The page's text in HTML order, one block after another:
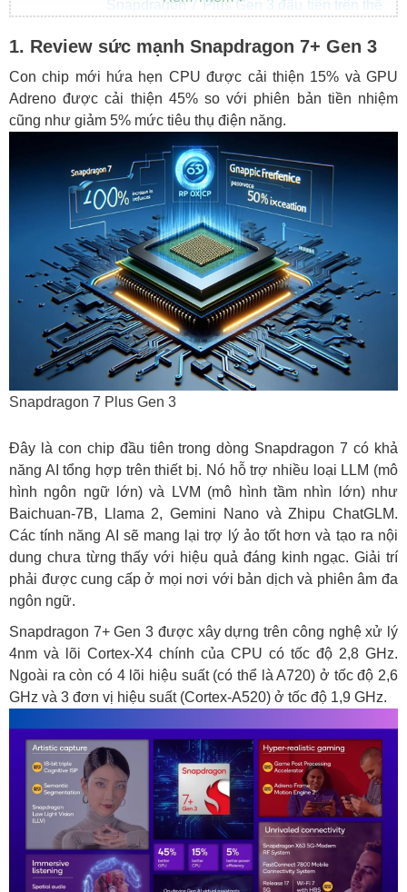
Snapdragon 7 Plus Gen 3 đầu tiên trên thế
2. Realme GT Neo 6 SE
1. Review sức mạnh Snapdragon 7+ Gen 3
Con chip mới hứa hẹn CPU được cải thiện 15% và GPU
Adreno được cải thiện 45% so với phiên bản tiền nhiệm
cũng như giảm 5% mức tiêu thụ điện năng.
Snapdragon 7 Plus Gen 3
Đây là con chip đầu tiên trong dòng Snapdragon 7 có khả
năng AI tổng hợp trên thiết bị. Nó hỗ trợ nhiều loại LLM (mô
hình ngôn ngữ lớn) và LVM (mô hình tầm nhìn lớn) như
Baichuan-7B, Llama 2, Gemini Nano và Zhipu ChatGLM.
Các tính năng AI sẽ mang lại trợ lý ảo tốt hơn và tạo ra nội
dung chưa từng thấy với hiệu quả đáng kinh ngạc. Giải trí
phải được cung cấp ở mọi nơi với bản dịch và phiên âm đa
ngôn ngữ.
Snapdragon 7+ Gen 3 được xây dựng trên công nghệ xử lý
4nm và lõi Cortex-X4 chính của CPU có tốc độ 2,8 GHz.
Ngoài ra còn có 4 lõi hiệu suất (có thể là A720) ở tốc độ 2,6
GHz và 3 đơn vị hiệu suất (Cortex-A520) ở tốc độ 1,9 GHz.